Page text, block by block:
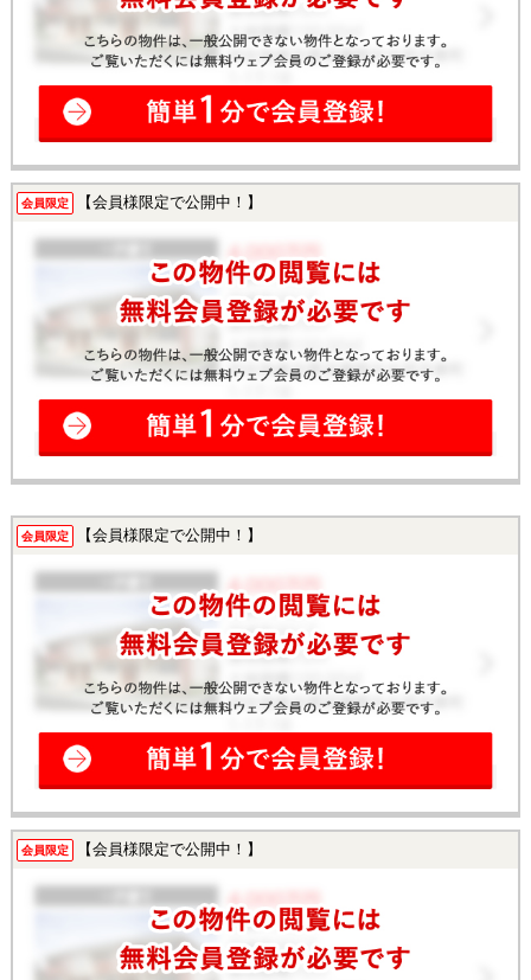
会員限定 【会員様限定で公開中！】
会員限定 【会員様限定で公開中！】
会員限定 【会員様限定で公開中！】